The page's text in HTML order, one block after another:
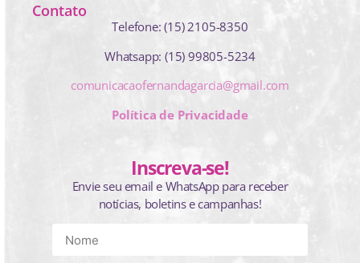
Contato
Telefone: (15) 2105-8350
Whatsapp: (15) 99805-5234
comunicacaofernandagarcia@gmail.com
Política de Privacidade
Inscreva-se!
Envie seu email e WhatsApp para receber
notícias, boletins e campanhas!